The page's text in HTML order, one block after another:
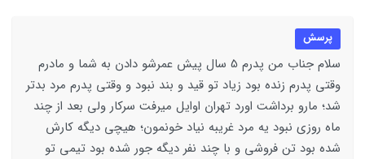
پرسش
سلام جناب من پدرم 5 سال پیش عمرشو دادن به شما و مادرم
وقتی پدرم زنده بود زیاد تو قید و بند نبود و وقتی پدرم مرد بدتر
شد؛ مارو برداشت اورد تهران اوایل میرفت سرکار ولی بعد از چند
ماه روزی نبود یه مرد غریبه نیاد خونمون؛ هیچی دیگه کارش
شده بود تن فروشی و با چند نفر دیگه جور شده بود تیمی تو